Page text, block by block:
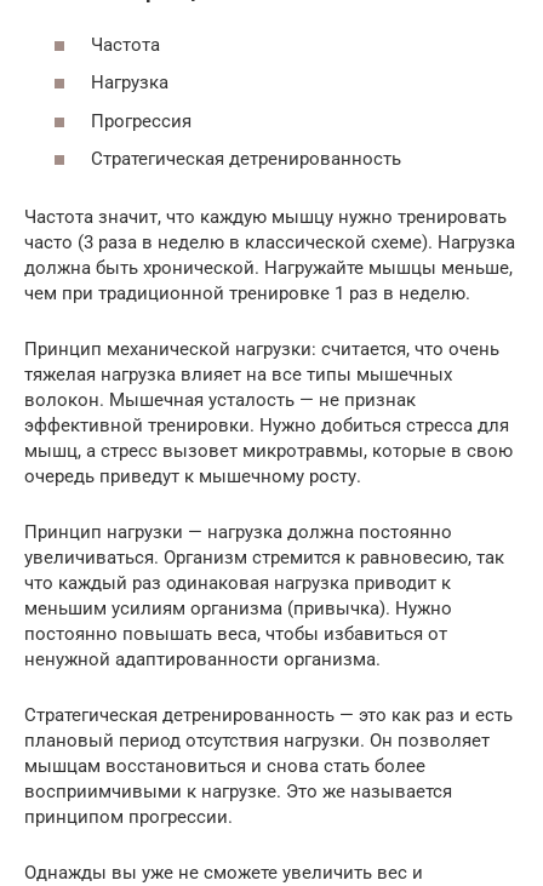
Частота
Нагрузка
Прогрессия
Стратегическая детренированность
Частота значит, что каждую мышцу нужно тренировать
часто (3 раза в неделю в классической схеме). Нагрузка
должна быть хронической. Нагружайте мышцы меньше,
чем при традиционной тренировке 1 раз в неделю.
Принцип механической нагрузки: считается, что очень
тяжелая нагрузка влияет на все типы мышечных
волокон. Мышечная усталость — не признак
эффективной тренировки. Нужно добиться стресса для
мышц, а стресс вызовет микротравмы, которые в свою
очередь приведут к мышечному росту.
Принцип нагрузки — нагрузка должна постоянно
увеличиваться. Организм стремится к равновесию, так
что каждый раз одинаковая нагрузка приводит к
меньшим усилиям организма (привычка). Нужно
постоянно повышать веса, чтобы избавиться от
ненужной адаптированности организма.
Стратегическая детренированность — это как раз и есть
плановый период отсутствия нагрузки. Он позволяет
мышцам восстановиться и снова стать более
восприимчивыми к нагрузке. Это же называется
принципом прогрессии.
Однажды вы уже не сможете увеличить вес и